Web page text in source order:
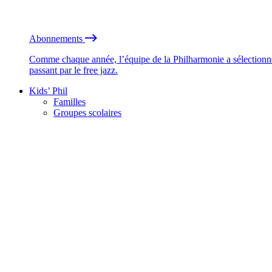
Abonnements
Comme chaque année, l’équipe de la Philharmonie a
passant par le free jazz.
Kids’ Phil
Familles
Groupes scolaires